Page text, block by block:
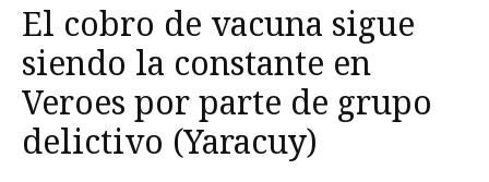
El cobro de vacuna sigue
siendo la constante en
Veroes por parte de grupo
delictivo (Yaracuy)